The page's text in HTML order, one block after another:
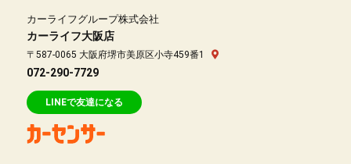
カーライフグループ株式会社
カーライフ大阪店
〒587-0065 大阪府堺市美原区小寺459番1
072-290-7729
LINEで友達になる